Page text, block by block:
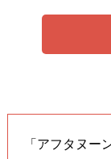
「アフタヌー